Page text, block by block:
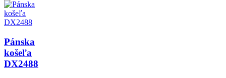
Pánska
košeľa
DX2488